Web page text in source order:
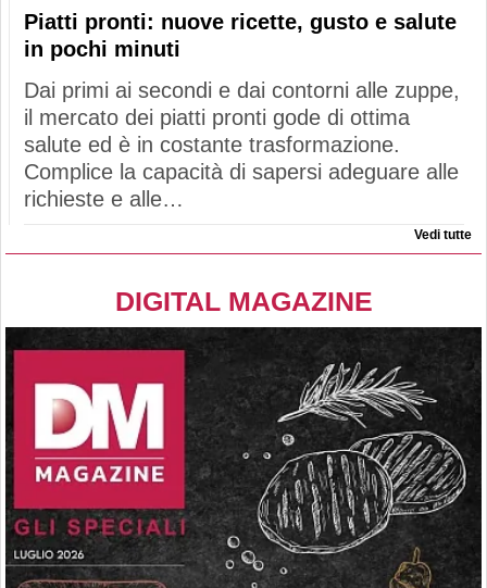
Piatti pronti: nuove ricette, gusto e salute
in pochi minuti
Dai primi ai secondi e dai contorni alle zuppe,
il mercato dei piatti pronti gode di ottima
salute ed è in costante trasformazione.
Complice la capacità di sapersi adeguare alle
richieste e alle…
Vedi tutte
DIGITAL MAGAZINE